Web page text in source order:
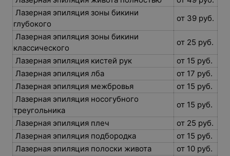
Лазерная эпиляция зоны бикини
глубокого
от 39 руб.
Лазерная эпиляция зоны бикини
классического
от 25 руб.
Лазерная эпиляция кистей рук
от 15 руб.
Лазерная эпиляция лба
от 17 руб.
Лазерная эпиляция межбровья
от 15 руб.
Лазерная эпиляция носогубного
треугольника
от 15 руб.
Лазерная эпиляция плеч
от 25 руб.
Лазерная эпиляция подбородка
от 15 руб.
Лазерная эпиляция полоски живота
от 10 руб.